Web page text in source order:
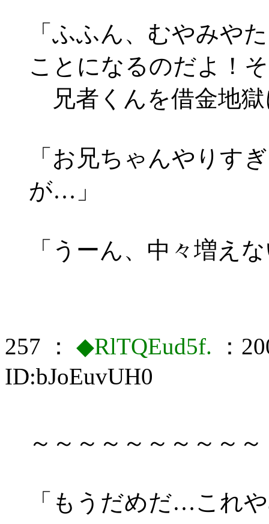
「ふふん、むやみや
ことになるのだよ！
兄者くんを借金地
「お兄ちゃんやりす
が…」
「うーん、中々増え
257 ： ◆RlTQEud5f.
：
ID:bJoEuvUH0
～～～～～～～～～～
「もうだめだ…これ